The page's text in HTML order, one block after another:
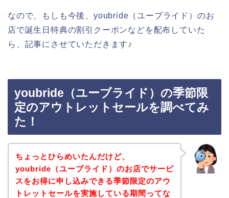
なので、もしも今後、youbride（ユーブライド）のお
店で誕生日特典の割引クーポンなどを配布していた
ら、記事にさせていただきます♪
youbride（ユーブライド）の季節限
定のアウトレットセールを調べてみ
た！
ちょっとひらめいたんだけど、
youbride（ユーブライド）のお店でサービ
スをお得に申し込みできる季節限定のアウ
トレットセールを実施している期間ってな